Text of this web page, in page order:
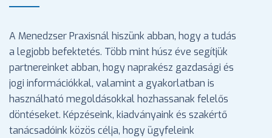
A Menedzser Praxisnál hiszünk abban, hogy a tudás
a legjobb befektetés. Több mint húsz éve segítjük
partnereinket abban, hogy naprakész gazdasági és
jogi információkkal, valamint a gyakorlatban is
használható megoldásokkal hozhassanak felelős
döntéseket. Képzéseink, kiadványaink és szakértő
tanácsadóink közös célja, hogy ügyfeleink